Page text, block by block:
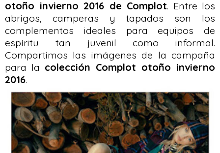
otoño invierno 2016 de Complot. Entre los
abrigos, camperas y tapados son los
complementos ideales para equipos de
espíritu tan juvenil como informal.
Compartimos las imágenes de la campaña
para la colección Complot otoño invierno
2016.